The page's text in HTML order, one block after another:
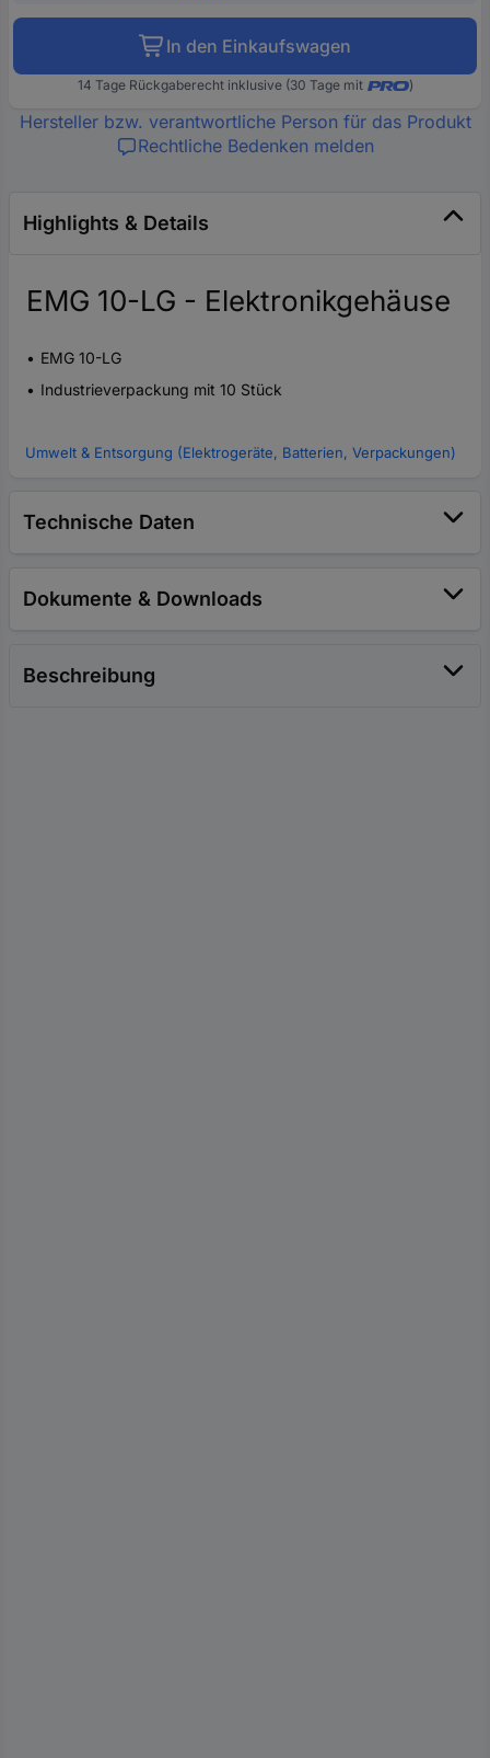
In den Einkaufswagen
14 Tage Rückgaberecht inklusive (30 Tage mit )
Hersteller bzw. verantwortliche Person für das Produkt
Rechtliche Bedenken melden
Highlights & Details
EMG 10-LG - Elektronikgehäuse
EMG 10-LG
Industrieverpackung mit 10 Stück
Umwelt & Entsorgung (Elektrogeräte, Batterien, Verpackungen)
Technische Daten
Dokumente & Downloads
Beschreibung